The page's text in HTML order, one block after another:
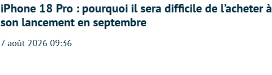
iPhone 18 Pro : pourquoi il sera difficile de l’acheter à
son lancement en septembre
7 août 2026 09:36